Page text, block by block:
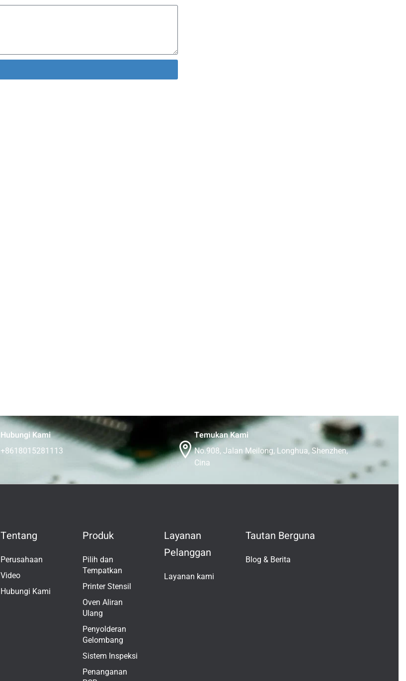
Hubungi Kami
+8618015281113
Temukan Kami
No.908, Jalan Meilong, Longhua, Shenzhen,
Cina
Tentang
Perusahaan
Video
Hubungi Kami
Produk
Pilih dan
Tempatkan
Printer Stensil
Oven Aliran
Ulang
Penyolderan
Gelombang
Sistem Inspeksi
Penanganan
Layanan
Pelanggan
Layanan kami
Tautan Berguna
Blog & Berita